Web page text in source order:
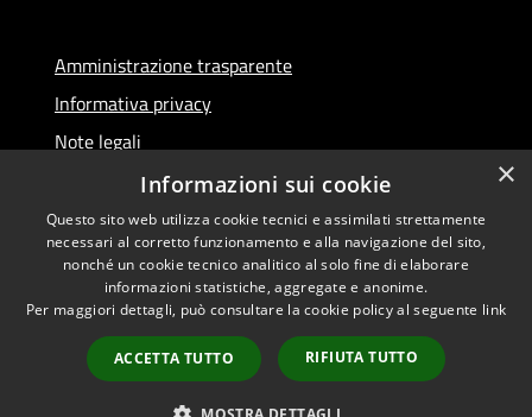
Amministrazione trasparente
Informativa privacy
Note legali
Dichiarazione di accessibilità
RSS
Accessibilità
Copyright © 2026 • Comune di
Municipium•
Accesso
redazione
×
Informazioni sui cookie
Questo sito web utilizza cookie tecnici e assimilati strettamente
necessari al corretto funzionamento e alla navigazione del sito,
nonché un cookie tecnico analitico al solo fine di elaborare
informazioni statistiche, aggregate e anonime.
Per maggiori dettagli, può consultare la cookie policy al seguente link
ACCETTA TUTTO RIFIUTA TUTTO